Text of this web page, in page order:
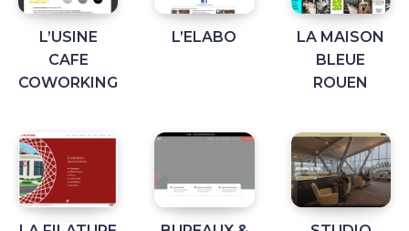
L’USINE
CAFE
COWORKING
L’ELABO
LA MAISON
BLEUE
ROUEN